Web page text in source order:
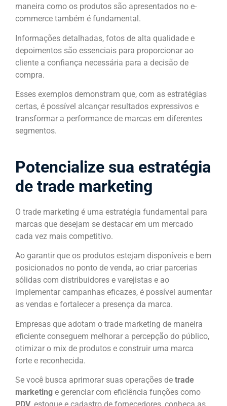
maneira como os produtos são apresentados no e-
commerce também é fundamental.
Informações detalhadas, fotos de alta qualidade e
depoimentos são essenciais para proporcionar ao
cliente a confiança necessária para a decisão de
compra.
Esses exemplos demonstram que, com as estratégias
certas, é possível alcançar resultados expressivos e
transformar a performance de marcas em diferentes
segmentos.
Potencialize sua estratégia
de trade marketing
O trade marketing é uma estratégia fundamental para
marcas que desejam se destacar em um mercado
cada vez mais competitivo.
Ao garantir que os produtos estejam disponíveis e bem
posicionados no ponto de venda, ao criar parcerias
sólidas com distribuidores e varejistas e ao
implementar campanhas eficazes, é possível aumentar
as vendas e fortalecer a presença da marca.
Empresas que adotam o trade marketing de maneira
eficiente conseguem melhorar a percepção do público,
otimizar o mix de produtos e construir uma marca
forte e reconhecida.
Se você busca aprimorar suas operações de trade
marketing e gerenciar com eficiência funções como